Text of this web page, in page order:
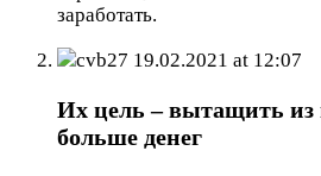
заработать.
cvb27 19.02.2021 at 12:07
Их цель – вытащить из
больше денег